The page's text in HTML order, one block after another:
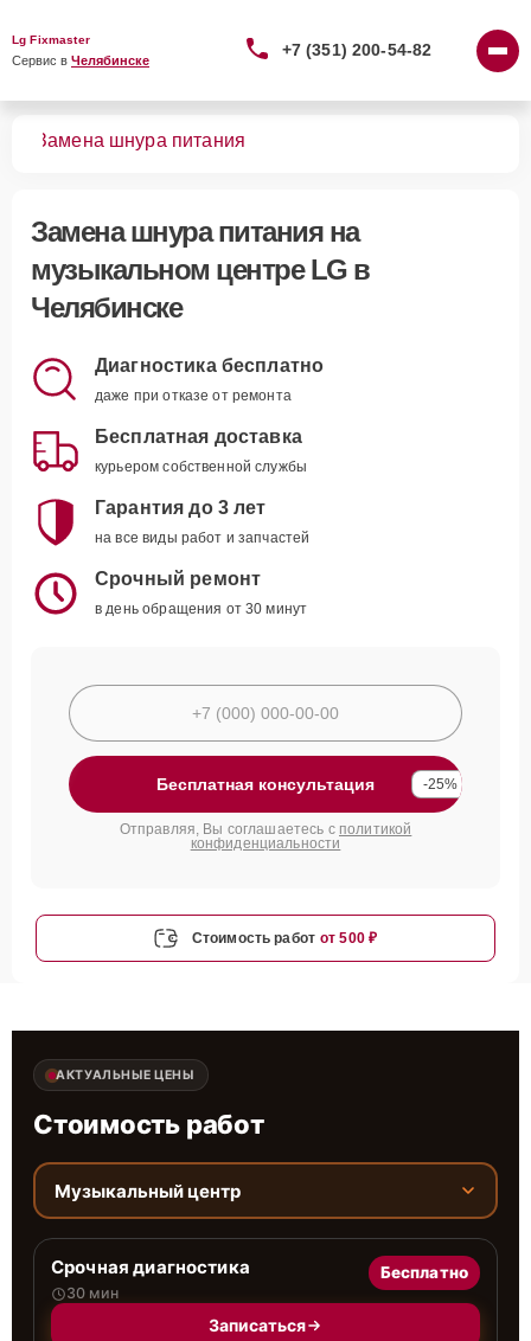
Lg Fixmaster
Сервис в Челябинске
+7 (351) 200-54-82
Замена шнура питания
Замена шнура питанияна
музыкальном центре LG в
Челябинске
Диагностика бесплатно
даже при отказе от ремонта
Бесплатная доставка
курьером собственной службы
Гарантия до 3 лет
на все виды работ и запчастей
Срочный ремонт
в день обращения от 30 минут
Бесплатная консультация -25%
Отправляя, Вы соглашаетесь с политикой
конфиденциальности
Стоимость работ от 500 ₽
АКТУАЛЬНЫЕ ЦЕНЫ
Стоимость работ
Музыкальный центр
Срочная диагностика
30 мин
Бесплатно
Записаться